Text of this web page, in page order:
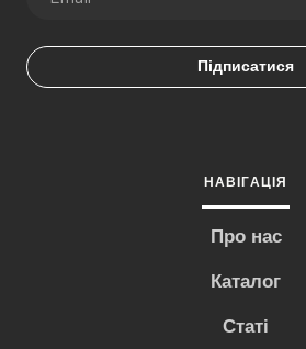
Підписатися
НАВІГАЦІЯ
Про нас
Каталог
Статі